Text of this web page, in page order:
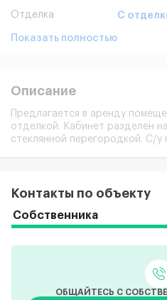
Отделка С
Показать полностью
Описание
Предлагается в аренду
отделкой. Кабинет разделен
стеклянной перегородкой. С/у
Контакты по объекту
Собственника
ОБЩАЙТЕСЬ С